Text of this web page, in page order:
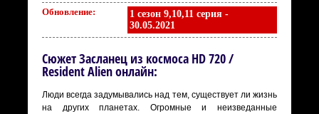
Обновление:
1 сезон 9,10,11 серия -
30.05.2021
Сюжет Засланец из космоса HD 720 /
Resident Alien онлайн:
Люди всегда задумывались над тем, существует ли жизнь
на других планетах. Огромные и неизведанные